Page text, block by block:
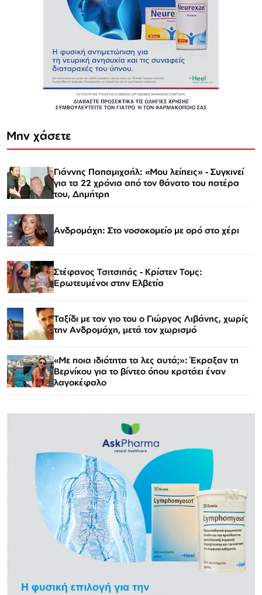
Μην χάσετε
Γιάννης Παπαμιχαήλ: «Μου λείπεις» - Συγκινεί
για τα 22 χρόνια από τον θάνατο του πατέρα
του, Δημήτρη
Ανδρομάχη: Στο νοσοκομείο με ορό στο χέρι
Στέφανος Τσιτσιπάς - Kρίστεν Τομς:
Ερωτευμένοι στην Ελβετία
Ταξίδι με τον γιο του ο Γιώργος Λιβάνης, χωρίς
την Ανδρομάχη, μετά τον χωρισμό
«Με ποια ιδιότητα τα λες αυτά;»: Έκραξαν τη
Βερνίκου για το βίντεο όπου κρατάει έναν
λαγοκέφαλο